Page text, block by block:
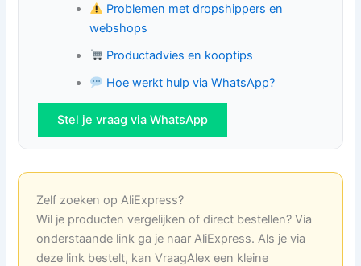
Problemen met dropshippers en
webshops
Productadvies en kooptips
Hoe werkt hulp via WhatsApp?
Stel je vraag via WhatsApp
Zelf zoeken op AliExpress?
Wil je producten vergelijken of direct bestellen? Via
onderstaande link ga je naar AliExpress. Als je via
deze link bestelt, kan VraagAlex een kleine